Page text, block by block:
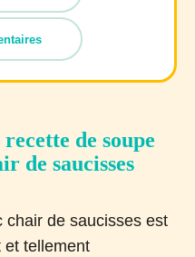
de soupe
de saucisses
chair de saucisses est
et tellement